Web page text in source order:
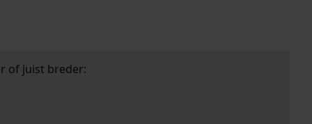
of juist breder: